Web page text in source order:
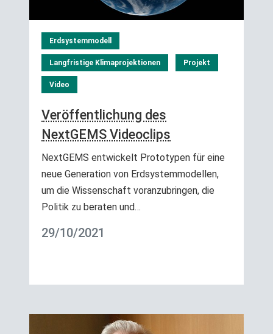
Erdsystemmodell
Langfristige Klimaprojektionen Projekt
Video
Veröffentlichung des
NextGEMS Videoclips
NextGEMS entwickelt Prototypen für eine
neue Generation von Erdsystemmodellen,
um die Wissenschaft voranzubringen, die
Politik zu beraten und…
29/10/2021